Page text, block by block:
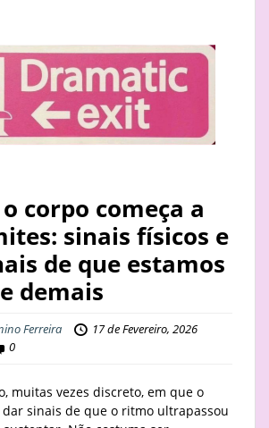
corpo começa a
sinais físicos e
de que estamos
demais
Ferreira
17 de Fevereiro, 2026
0
muitas vezes discreto, em que o
dar sinais de que o ritmo ultrapassou